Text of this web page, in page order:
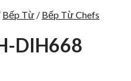
Bếp Từ / Bếp Từ Chefs
DIH668